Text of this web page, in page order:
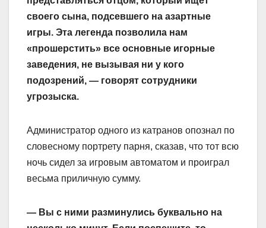
своего сына, подсевшего на азартные
игры. Эта легенда позволила нам
«прошерстить» все основные игорные
заведения, не вызывая ни у кого
подозрений, — говорят сотрудники
угрозыска.
Администратор одного из катранов опознал по
словесному портрету парня, сказав, что тот всю
ночь сидел за игровым автоматом и проиграл
весьма приличную сумму.
— Вы с ними разминулись буквально на